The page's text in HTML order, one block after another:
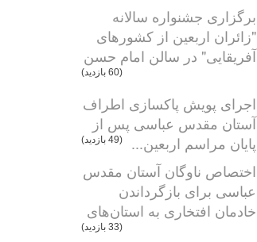
برگزاری جشنواره سالانه
"زائران اربعین از کشورهای
آفریقایی" در سالن امام حسن
(60 بازدید)
اجرای پویش پاکسازی اطراف
آستان مقدس عباسی پس از
پایان مراسم اربعین...
(49 بازدید)
اختصاص ناوگان آستان مقدس
عباسی برای بازگرداندن
خادمان افتخاری به استان‌های
(33 بازدید)